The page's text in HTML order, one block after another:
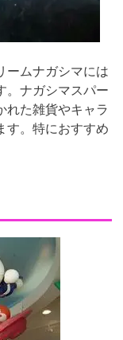
ームナガシマには
。ナガシマスパー
れた雑貨やキャラ
す。特におすすめ